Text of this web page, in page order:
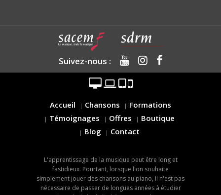
Suivez-nous :
Accueil Chansons
Formations
Témoignages
Offres
Boutique
Blog
Contact
L'apprentissage de la musique peut être long et
fastidieux. Pourtant, lorsque l'on souhaite
simplement jouer des chansons au piano, il n'est pas
nécessaire de passer de longues années à étudier